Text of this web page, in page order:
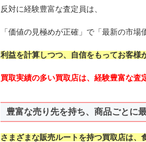
反対に経験豊富な査定員は、
「価値の見極めが正確」で「最新の市場
利益を計算しつつ、自信をもってお客様
買取実績の多い買取店は、経験豊富な査
豊富な売り先を持ち、商品ごとに
さまざまな販売ルートを持つ買取店は